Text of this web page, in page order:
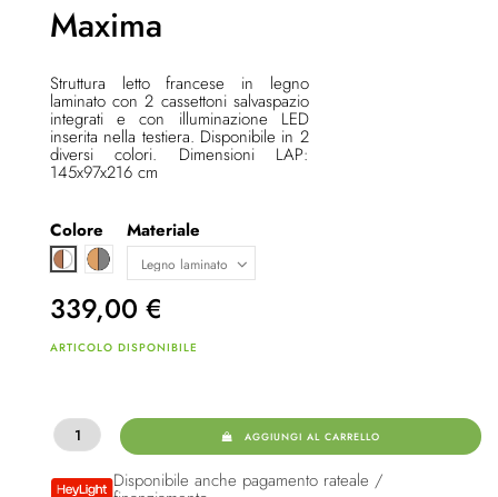
Maxima
Struttura letto francese in legno
laminato con 2 cassettoni salvaspazio
integrati e con illuminazione LED
inserita nella testiera. Disponibile in 2
diversi colori. Dimensioni LAP:
145x97x216 cm
Colore
Marrone / bianco
Marrone chiaro / grigio
Materiale
339,00 €
ARTICOLO DISPONIBILE
AGGIUNGI AL CARRELLO
Disponibile anche pagamento rateale /